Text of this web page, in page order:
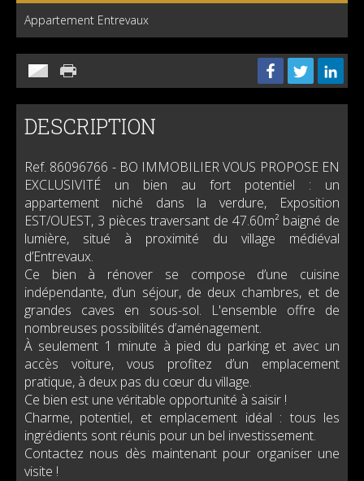
Appartement Entrevaux
DESCRIPTION
Ref. 86096766 - BO IMMOBILIER VOUS PROPOSE EN
EXCLUSIVITÉ un bien au fort potentiel : un
appartement niché dans la verdure, Exposition
EST/OUEST, 3 pièces traversant de 47.60m² baigné de
lumière, situé à proximité du village médiéval
d’Entrevaux.
Ce bien à rénover se compose d’une cuisine
indépendante, d’un séjour, de deux chambres, et de
grandes caves en sous-sol. L'ensemble offre de
nombreuses possibilités d’aménagement.
À seulement 1 minute à pied du parking et avec un
accès voiture, vous profitez d’un emplacement
pratique, à deux pas du cœur du village.
Ce bien est une véritable opportunité à saisir !
Charme, potentiel, et emplacement idéal : tous les
ingrédients sont réunis pour un bel investissement.
Contactez nous dès maintenant pour organiser une
visite !